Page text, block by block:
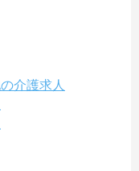
介護求人